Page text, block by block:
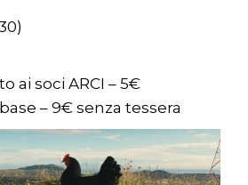
ai soci ARCI – 5€
– 9€ senza tessera